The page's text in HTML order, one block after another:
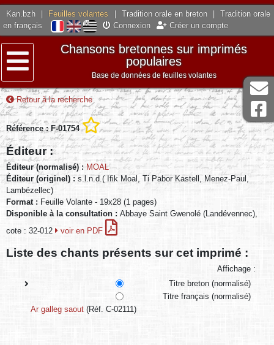
Kan.bzh Feuilles volantes Tradition orale en breton
Tradition orale
en français
Connexion Créer un compte
Menu
Chansons bretonnes sur imprimés
populaires
Base de données de feuilles volantes
Retour à la recherche
Référence : F-01754
Éditeur :
Éditeur (normalisé) : MOAL
Éditeur (originel) :s.l.n.d.( Ifik Moal, Ti Pabor Kastell, Menez-Paul,
Lambézellec)
Format : Feuille Volante - 19x28 (1 pages)
Disponible à la consultation : Abbaye Saint Gwenolé (Landévennec),
cote : 32-012
voir en PDF
Liste des chants présents sur cet imprimé :
Affichage :
Titre breton (normalisé)
Titre français (normalisé)
Ar galleg saout (Réf. C-02111)